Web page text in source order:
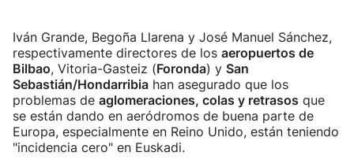
Iván Grande, Begoña Llarena y José Manuel Sánchez,
respectivamente directores de los aeropuertos de
Bilbao, Vitoria-Gasteiz (Foronda) y San
Sebastián/Hondarribia han asegurado que los
problemas de aglomeraciones, colas y retrasos que
se están dando en aeródromos de buena parte de
Europa, especialmente en Reino Unido, están teniendo
"incidencia cero" en Euskadi.